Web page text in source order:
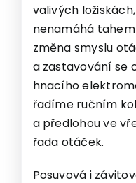
valivých
nenamáhá
změna smyslu
a zastavování se
hnacího
řadíme ručním
a předlohou ve
řada otáček.
Posuvová i